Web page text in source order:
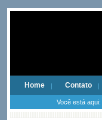
Home Contato
Você está aqui: